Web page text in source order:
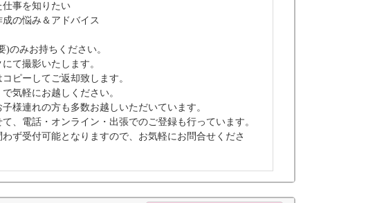
事を知りたい
の悩み＆アドバイス
)のみお持ちください。
て撮影いたします。
ピーしてご返却致します。
気軽にお越しください。
様連れの方も多数お越しいただいています。
、電話・オンライン・出張でのご登録も行っています。
ず受付可能となりますので、お気軽にお問合せくださ